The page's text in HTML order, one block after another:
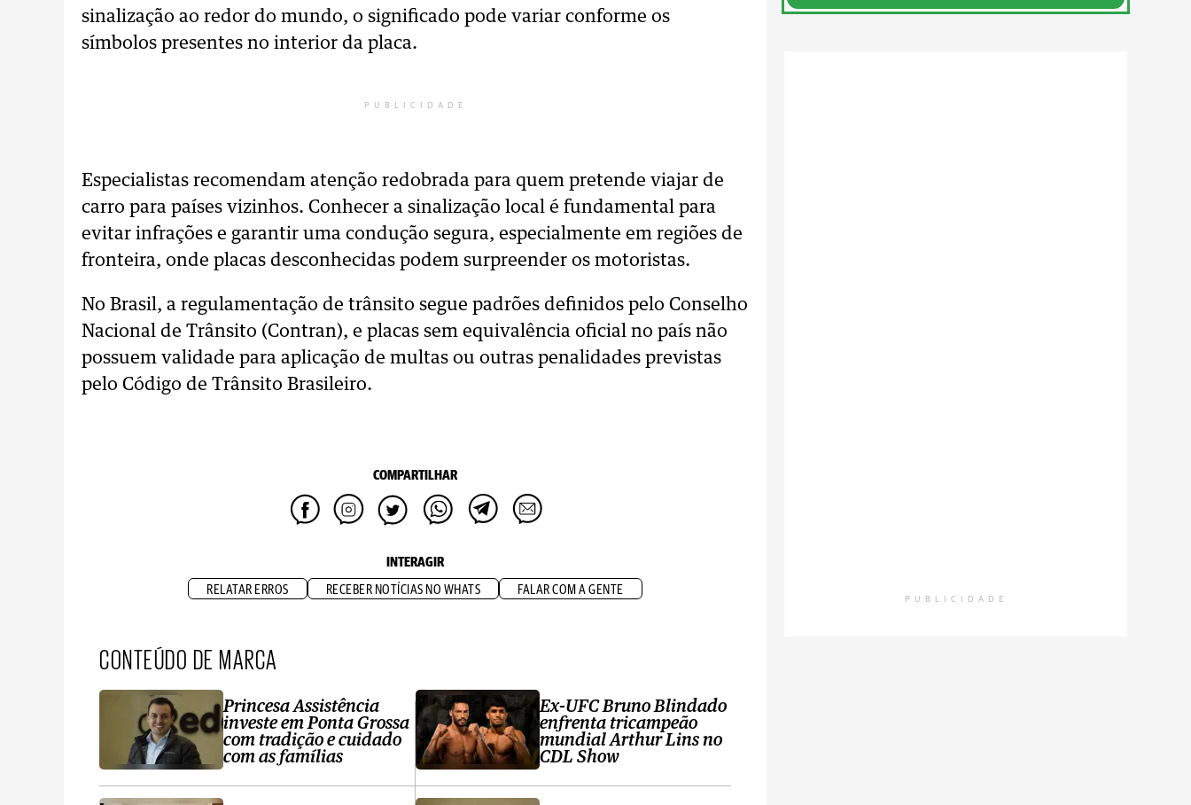
sinalização ao redor do mundo, o significado pode variar conforme os
símbolos presentes no interior da placa.
PUBLICIDADE
Especialistas recomendam atenção redobrada para quem pretende viajar de
carro para países vizinhos. Conhecer a sinalização local é fundamental para
evitar infrações e garantir uma condução segura, especialmente em regiões de
fronteira, onde placas desconhecidas podem surpreender os motoristas.
No Brasil, a regulamentação de trânsito segue padrões definidos pelo Conselho
Nacional de Trânsito (Contran), e placas sem equivalência oficial no país não
possuem validade para aplicação de multas ou outras penalidades previstas
pelo Código de Trânsito Brasileiro.
COMPARTILHAR
INTERAGIR
RELATAR ERROS RECEBER NOTÍCIAS NO WHATS FALAR COM A GENTE
CONTEÚDO DE MARCA
Princesa Assistência
investe em Ponta Grossa
com tradição e cuidado
com as famílias
Ex-UFC Bruno Blindado
enfrenta tricampeão
mundial Arthur Lins no
CDL Show
PUBLICIDADE